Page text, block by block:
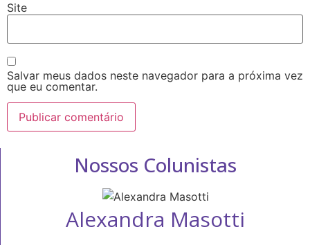
Site
Salvar meus dados neste navegador para a próxima vez
que eu comentar.
Nossos Colunistas
Alexandra Masotti